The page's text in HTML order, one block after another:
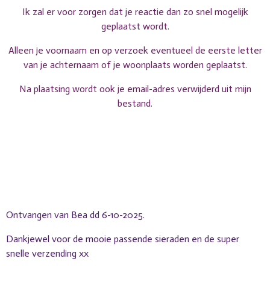
Ik zal er voor zorgen dat je reactie dan zo snel mogelijk
geplaatst wordt.
Alleen je voornaam en op verzoek eventueel de eerste letter
van je achternaam of je woonplaats worden geplaatst.
Na plaatsing wordt ook je email-adres verwijderd uit mijn
bestand.
Ontvangen van Bea dd 6-10-2025.
Dankjewel voor de mooie passende sieraden en de super
snelle verzending xx